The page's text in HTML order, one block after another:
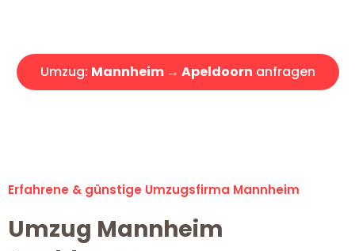
Umzug: Mannheim → Apeldoorn anfragen
Erfahrene & günstige Umzugsfirma Mannheim
Umzug Mannheim